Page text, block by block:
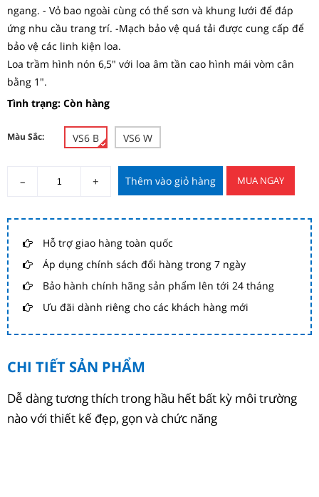
ngang. - Vỏ bao ngoài cùng có thể sơn và khung lưới để đáp
ứng nhu cầu trang trí. -Mạch bảo vệ quá tải được cung cấp để
bảo vệ các linh kiện loa.
Loa trầm hình nón 6,5" với loa âm tần cao hình mái vòm cân
bằng 1".
Tình trạng: Còn hàng
Màu Sắc: VS6 B VS6 W
– + Thêm vào giỏ hàng MUA NGAY
Hỗ trợ giao hàng toàn quốc
Áp dụng chính sách đổi hàng trong 7 ngày
Bảo hành chính hãng sản phẩm lên tới 24 tháng
Ưu đãi dành riêng cho các khách hàng mới
CHI TIẾT SẢN PHẨM
Dễ dàng tương thích trong hầu hết bất kỳ môi trường
nào với thiết kế đẹp, gọn và chức năng